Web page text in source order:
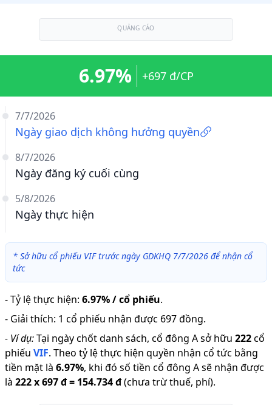
QUẢNG CÁO
7/7/2026
Ngày giao dịch không hưởng quyền
8/7/2026
Ngày đăng ký cuối cùng
5/8/2026
Ngày thực hiện
6.97% +697 đ/CP
* Sở hữu cổ phiếu VIF trước ngày GDKHQ 7/7/2026 để nhận cổ
tức
-Tỷ lệ thực hiện: 6.97% / cổ phiếu.
- Giải thích: 1 cổ phiếu nhận được 697 đồng.
- Ví dụ:Tại ngày chốt danh sách, cổ đông A sở hữu 222cổ
phiếu VIF. Theo tỷ lệ thực hiện quyền nhận cổ tức bằng
tiền mặt là 6.97%, khi đó số tiền cổ đông A sẽ nhận được
là 222x697 đ= 154.734 đ(chưa trừ thuế, phí).